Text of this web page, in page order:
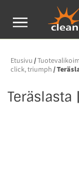
Etusivu /
click, triumph /
Teräslasta